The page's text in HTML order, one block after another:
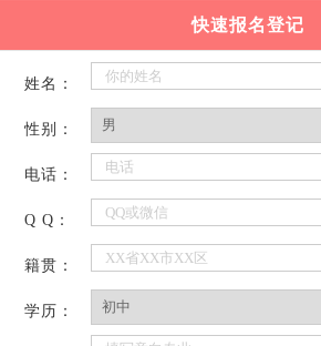
快速报名登记
姓名：
性别：
电话：
Q Q：
籍贯：
学历：